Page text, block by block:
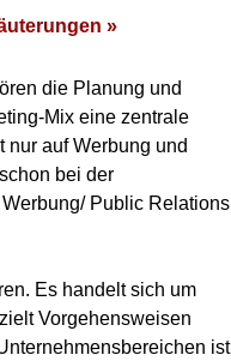
»
die Planung und
Mix eine zentrale
auf Werbung und
bei der
Public Relations
Es handelt sich um
Vorgehensweisen
ist